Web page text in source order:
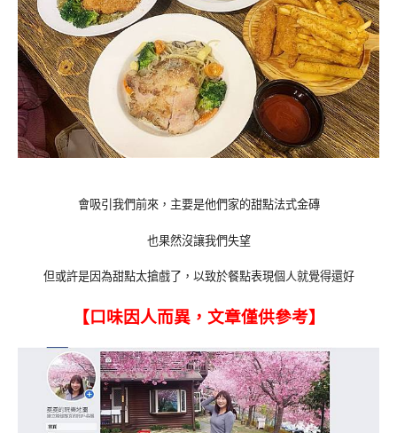
會吸引我們前來，主要是他們家的甜點法式金磚
也果然沒讓我們失望
但或許是因為甜點太搶戲了，以致於餐點表現個人就覺得還好
【口味因人而異，文章僅供參考】